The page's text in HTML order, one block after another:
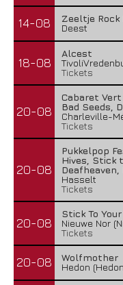
14-08
Zeeltje Rock
Deest
18-08
Alcest
Tickets
20-08
Cabaret
Bad Seeds,
Charleville-
Tickets
20-08
Pukkelpop
Hives, Stick
Hasselt
Tickets
20-08
Stick To
Nieuwe Nor
Tickets
20-08
Wolfmother
Hedon